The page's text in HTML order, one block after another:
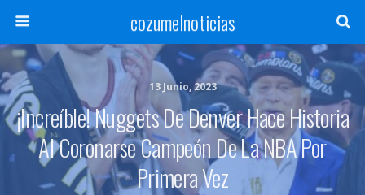
cozumelnoticias
13 Junio, 2023
¡Increíble! Nuggets De Denver Hace Historia
Al Coronarse Campeón De La NBA Por
Primera Vez